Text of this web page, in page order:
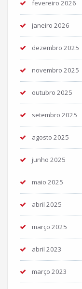
fevereiro 2026
janeiro 2026
dezembro 2025
novembro 2025
outubro 2025
setembro 2025
agosto 2025
junho 2025
maio 2025
abril 2025
março 2025
abril 2023
março 2023